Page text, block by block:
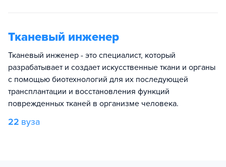
Тканевый инженер
Тканевый инженер - это специалист, который
разрабатывает и создает искусственные ткани и органы
с помощью биотехнологий для их последующей
трансплантации и восстановления функций
поврежденных тканей в организме человека.
22 вуза